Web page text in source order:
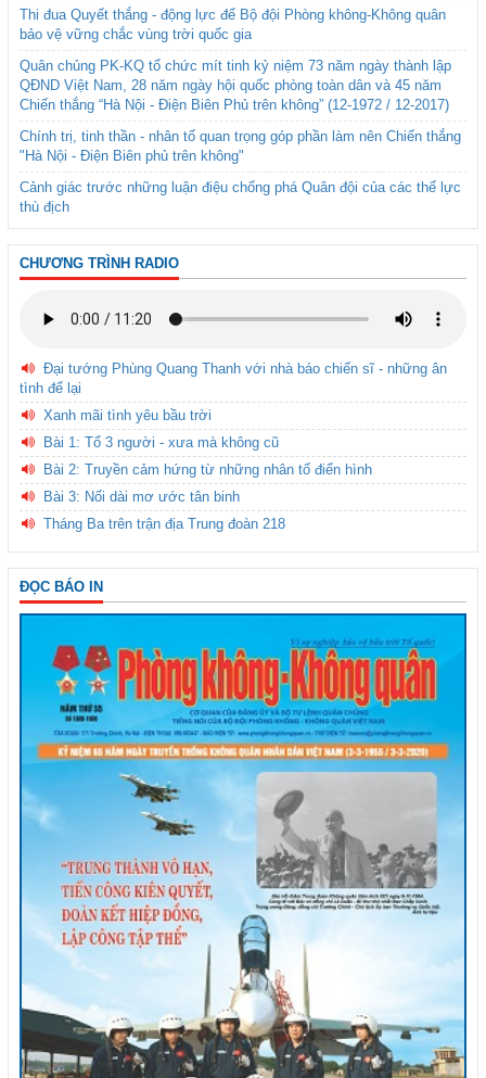
Thi đua Quyết thắng - động lực để Bộ đội Phòng không-Không quân
bảo vệ vững chắc vùng trời quốc gia
Quân chủng PK-KQ tổ chức mít tinh kỷ niệm 73 năm ngày thành lập
QĐND Việt Nam, 28 năm ngày hội quốc phòng toàn dân và 45 năm
Chiến thắng “Hà Nội - Điện Biên Phủ trên không” (12-1972 / 12-2017)
Chính trị, tinh thần - nhân tố quan trọng góp phần làm nên Chiến thắng
"Hà Nội - Điện Biên phủ trên không"
Cảnh giác trước những luận điệu chống phá Quân đội của các thế lực
thù địch
CHƯƠNG TRÌNH RADIO
Đại tướng Phùng Quang Thanh với nhà báo chiến sĩ - những ân
tình để lại
Xanh mãi tình yêu bầu trời
Bài 1: Tổ 3 người - xưa mà không cũ
Bài 2: Truyền cảm hứng từ những nhân tố điển hình
Bài 3: Nối dài mơ ước tân binh
Tháng Ba trên trận địa Trung đoàn 218
ĐỌC BÁO IN